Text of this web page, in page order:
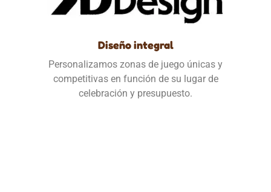
Diseño integral
Personalizamos zonas de juego únicas y
competitivas en función de su lugar de
celebración y presupuesto.